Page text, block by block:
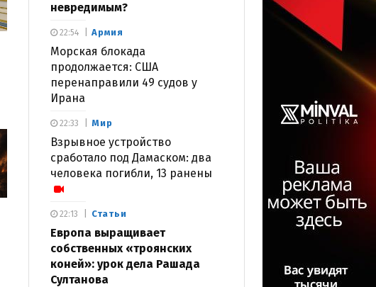
невредимым?
Армия
Морская блокада
продолжается: США
перенаправили 49 судов у
Ирана
22:54
Мир
Взрывное устройство
сработало под Дамаском: два
человека погибли, 13 ранены
22:33
Статьи
Европа выращивает
собственных «троянских
коней»: урок дела Рашада
Султанова
22:13